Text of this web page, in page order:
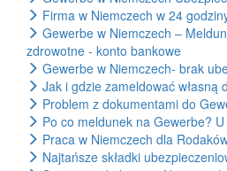
Firma w Niemczech w 24
Gewerbe w Niemczech –
zdrowotne - konto bankowe
Gewerbe w Niemczech- brak
Jak i gdzie zameldować własną
Problem z dokumentami do
Po co meldunek na Gewerbe?
Praca w Niemczech dla
Najtańsze składki